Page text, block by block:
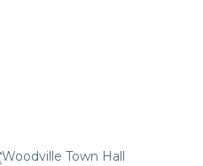
Woodville Town Hall